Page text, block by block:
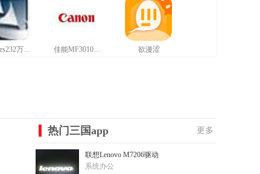
usb转rs232万能驱动最新版 佳能MF3010打印机驱动最新版 欲漫涩
热门三国app 更多
联想Lenovo M7206驱动
系统办公